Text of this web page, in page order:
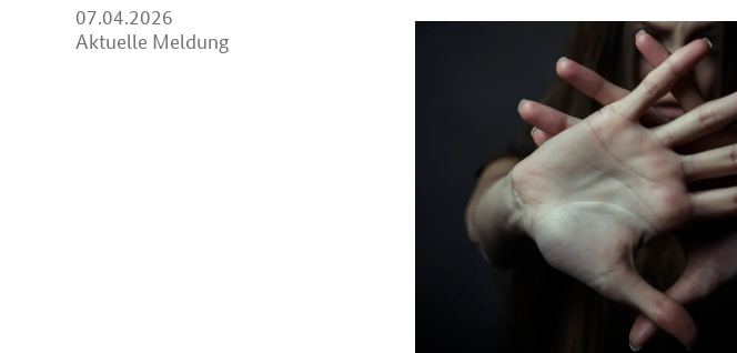
07.04.2026
04.
Aktuelle Meldung